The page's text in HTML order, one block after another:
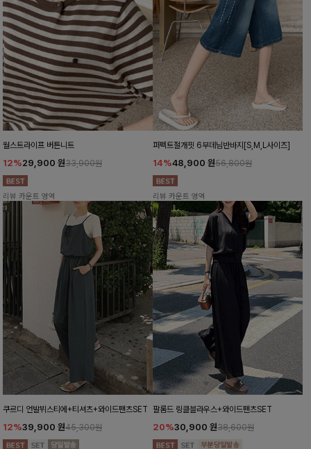
월스트라이프 버튼니트
12%29,900 원33,900원
리뷰 카운트 영역
퍼펙트절개핏 6부데님반바지[S,M,L사이즈]
14%48,900 원56,800원
리뷰 카운트 영역
쿠르디 언발뷔스티에+티셔츠+와이드팬츠SET
12%39,900 원45,300원
팔롬드 링클블라우스+와이드팬츠SET
20%30,900 원38,600원